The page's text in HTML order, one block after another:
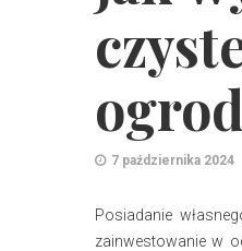
7 października 2024
Posiadanie
zainwestowanie w